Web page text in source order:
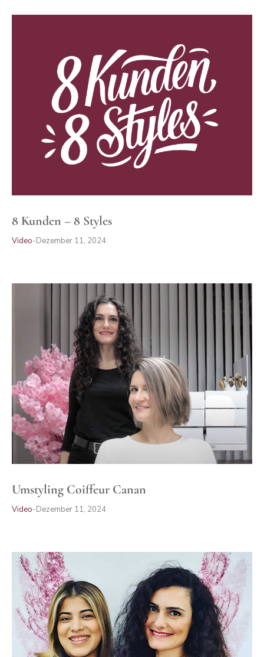
8 Kunden – 8 Styles
Video Dezember 11, 2024
Umstyling Coiffeur Canan
Video Dezember 11, 2024